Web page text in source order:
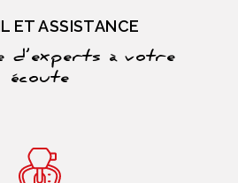
ET ASSISTANCE
d’experts à votre
écoute